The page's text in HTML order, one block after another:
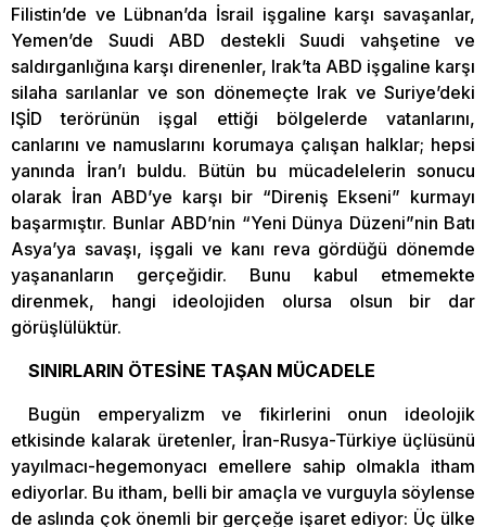
Filistin’de ve Lübnan’da İsrail işgaline karşı savaşanlar,
Yemen’de Suudi ABD destekli Suudi vahşetine ve
saldırganlığına karşı direnenler, Irak’ta ABD işgaline karşı
silaha sarılanlar ve son dönemeçte Irak ve Suriye’deki
IŞİD terörünün işgal ettiği bölgelerde vatanlarını,
canlarını ve namuslarını korumaya çalışan halklar; hepsi
yanında İran’ı buldu. Bütün bu mücadelelerin sonucu
olarak İran ABD’ye karşı bir “Direniş Ekseni” kurmayı
başarmıştır. Bunlar ABD’nin “Yeni Dünya Düzeni”nin Batı
Asya’ya savaşı, işgali ve kanı reva gördüğü dönemde
yaşananların gerçeğidir. Bunu kabul etmemekte
direnmek, hangi ideolojiden olursa olsun bir dar
görüşlülüktür.
SINIRLARIN ÖTESİNE TAŞAN MÜCADELE
Bugün emperyalizm ve fikirlerini onun ideolojik
etkisinde kalarak üretenler, İran-Rusya-Türkiye üçlüsünü
yayılmacı-hegemonyacı emellere sahip olmakla itham
ediyorlar. Bu itham, belli bir amaçla ve vurguyla söylense
de aslında çok önemli bir gerçeğe işaret ediyor: Üç ülke